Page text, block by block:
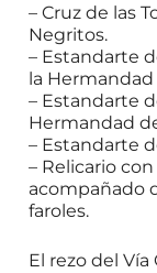
– Cruz de las
Negritos.
– Estandarte
la
– Estandarte
Hermandad
– Estandarte
– Relicario
acompañado
faroles.
El rezo del Vía